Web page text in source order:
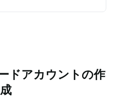
ドアカウントの作
成